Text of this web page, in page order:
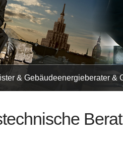
& Gebäudeenergieberater